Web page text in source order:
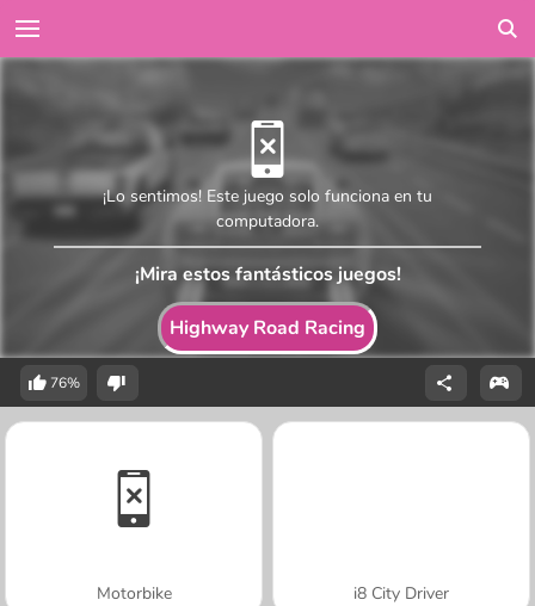
Highway Road Racing
¡Lo sentimos! Este juego solo funciona en tu
computadora.
¡Mira estos fantásticos juegos!
76%
Motorbike i8 City Driver